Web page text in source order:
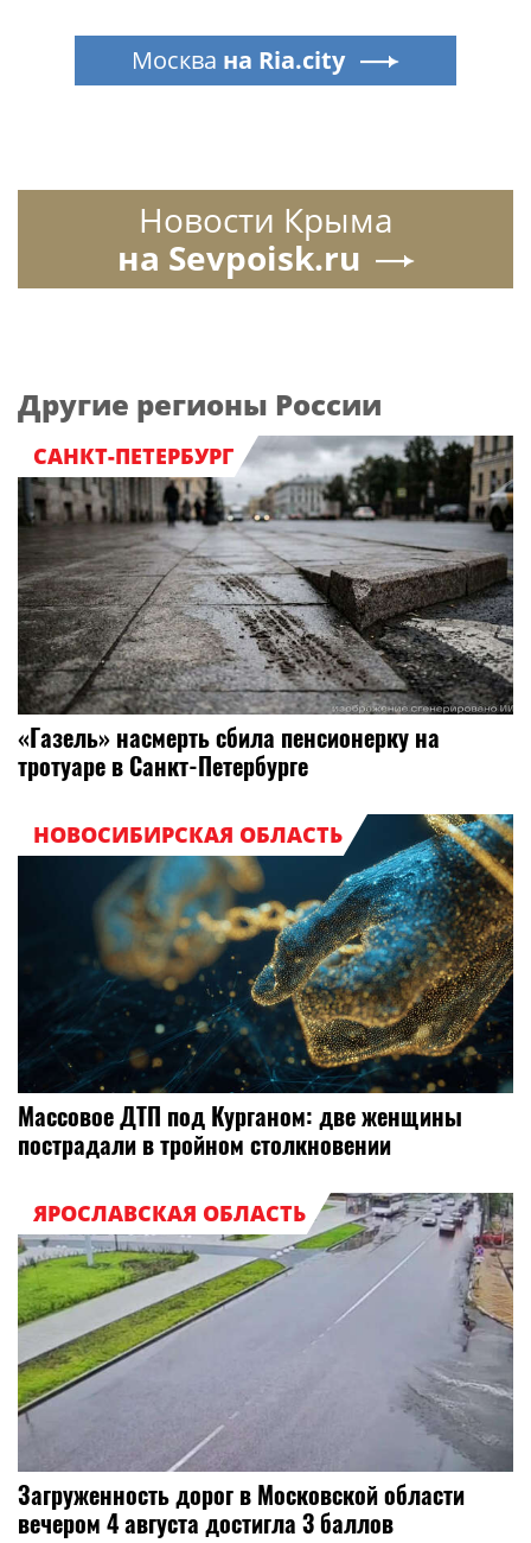
Москва на Ria.city
Новости Крыма
на Sevpoisk.ru
Другие регионы России
САНКТ-ПЕТЕРБУРГ
«Газель» насмерть сбила пенсионерку на
тротуаре в Санкт-Петербурге
НОВОСИБИРСКАЯ ОБЛАСТЬ
Массовое ДТП под Курганом: две женщины
пострадали в тройном столкновении
ЯРОСЛАВСКАЯ ОБЛАСТЬ
Загруженность дорог в Московской области
вечером 4 августа достигла 3 баллов